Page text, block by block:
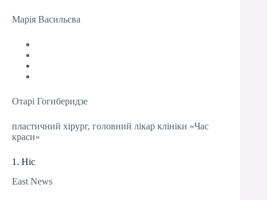
Марія Васильєва
Отарі Гогиберидзе
пластичний хірург, головний лікар клініки «Час
краси»
1. Ніс
East News